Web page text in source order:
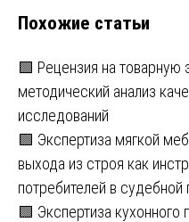
Похожие статьи
🟩 Рецензия на товарную
методический анализ
исследований
🟩 Экспертиза мягкой
выхода из строя как
потребителей в
🟩 Экспертиза кухонного